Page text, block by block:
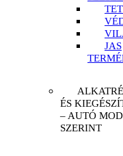
JAS
ÉS
– AUTÓ
SZERINT